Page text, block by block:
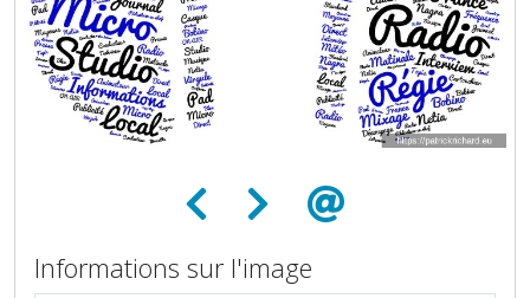
Informations sur l'image